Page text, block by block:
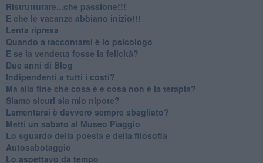
​Ristrutturare...che passione!!!
​E che le vacanze abbiano inizio!!!
​Lenta ripresa
​Quando a raccontarsi è lo psicologo
​E se la vendetta fosse la felicità?
​Due anni di Blog
​Indipendenti a tutti i costi?
​Ma alla fine che cosa è e cosa non è la terapia?
​Siamo sicuri sia mio nipote?
​Lamentarsi è davvero sempre sbagliato?
​Metti un sabato al Museo Piaggio
​Lo sguardo della poesia e della filosofia
Autosabotaggio
​Lo aspettavo da tempo